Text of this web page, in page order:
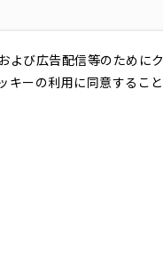
び広告配信等のために
キーの利用に同意するこ